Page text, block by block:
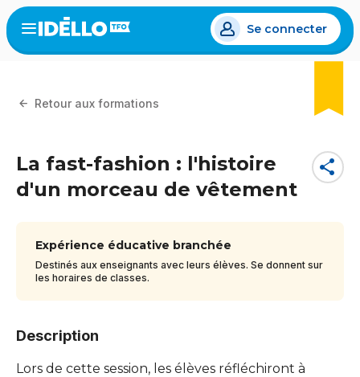
Aller
au
contenu
Open
menu
Se connecter
Retour aux formations
La fast-fashion : l'histoire
d'un morceau de vêtement
share
Expérience éducative branchée
Destinés aux enseignants avec leurs élèves. Se donnent sur
les horaires de classes.
Description
Lors de cette session, les élèves réfléchiront à